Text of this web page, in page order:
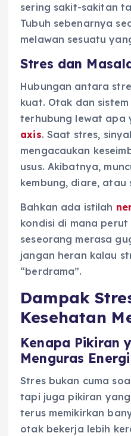
sering sakit-sakitan
Tubuh sebenarnya
melawan sesuatu
Stres dan
Hubungan antara
kuat. Otak dan
terhubung lewat apa
axis. Saat stres,
mengacaukan
usus. Akibatnya,
kembung, diare, atau
Bahkan ada istilah
kondisi di mana
seseorang merasa
jangan heran kalau
“berdrama”.
Dampak
Kesehatan
Kenapa Pikiran
Menguras
Stres bukan cuma
tapi juga pikiran
terus memikirkan
otak bekerja lebih